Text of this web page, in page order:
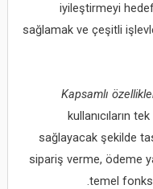
iyileştirmeyi
sağlamak ve çeşitli
Kapsamlı
kullanıcıların
sağlayacak şekilde
sipariş verme, ödeme
temel